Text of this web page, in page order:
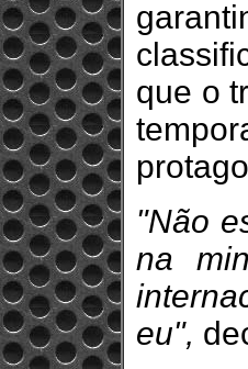
que o
"Não
na
eu",